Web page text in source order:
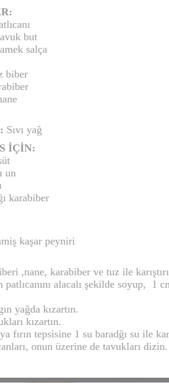
but
salça
biber
Sıvı yağ
İÇİN:
un
karabiber
kaşar peyniri
,nane, karabiber ve tuz ile
patlıcanını alacalı şekilde soyup, 1
yağda kızartın.
kızartın.
fırın tepsisine 1 su baradğı su ile
onun